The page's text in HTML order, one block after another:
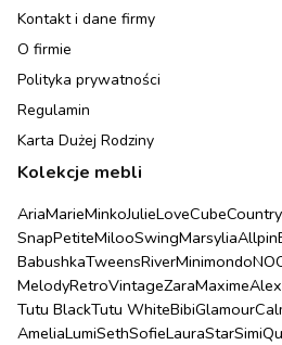
Kontakt i dane firmy
O firmie
Polityka prywatności
Regulamin
Karta Dużej Rodziny
Kolekcje mebli
AriaMarieMinkoJulieLoveCubeCountry
SnapPetiteMilooSwingMarsyliaAllpin
BabushkaTweensRiverMinimondo
MelodyRetroVintageZaraMaximeAlex
Tutu BlackTutu WhiteBibiGlamour
AmeliaLumiSethSofieLauraStarSimi